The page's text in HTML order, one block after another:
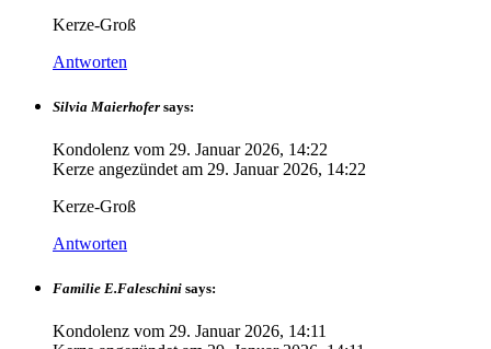
Kerze-Groß
Antworten
Silvia Maierhofer says:
Kondolenz vom 29. Januar 2026, 14:22
Kerze angezündet am 29. Januar 2026, 14:22
Kerze-Groß
Antworten
Familie E.Faleschini says:
Kondolenz vom 29. Januar 2026, 14:11